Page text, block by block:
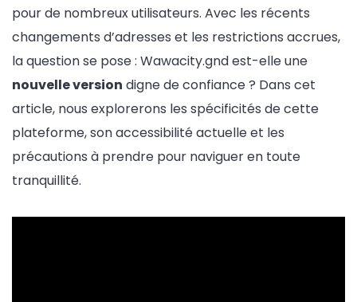
pour de nombreux utilisateurs. Avec les récents
changements d’adresses et les restrictions accrues,
la question se pose : Wawacity.gnd est-elle une
nouvelle version digne de confiance ? Dans cet
article, nous explorerons les spécificités de cette
plateforme, son accessibilité actuelle et les
précautions à prendre pour naviguer en toute
tranquillité.